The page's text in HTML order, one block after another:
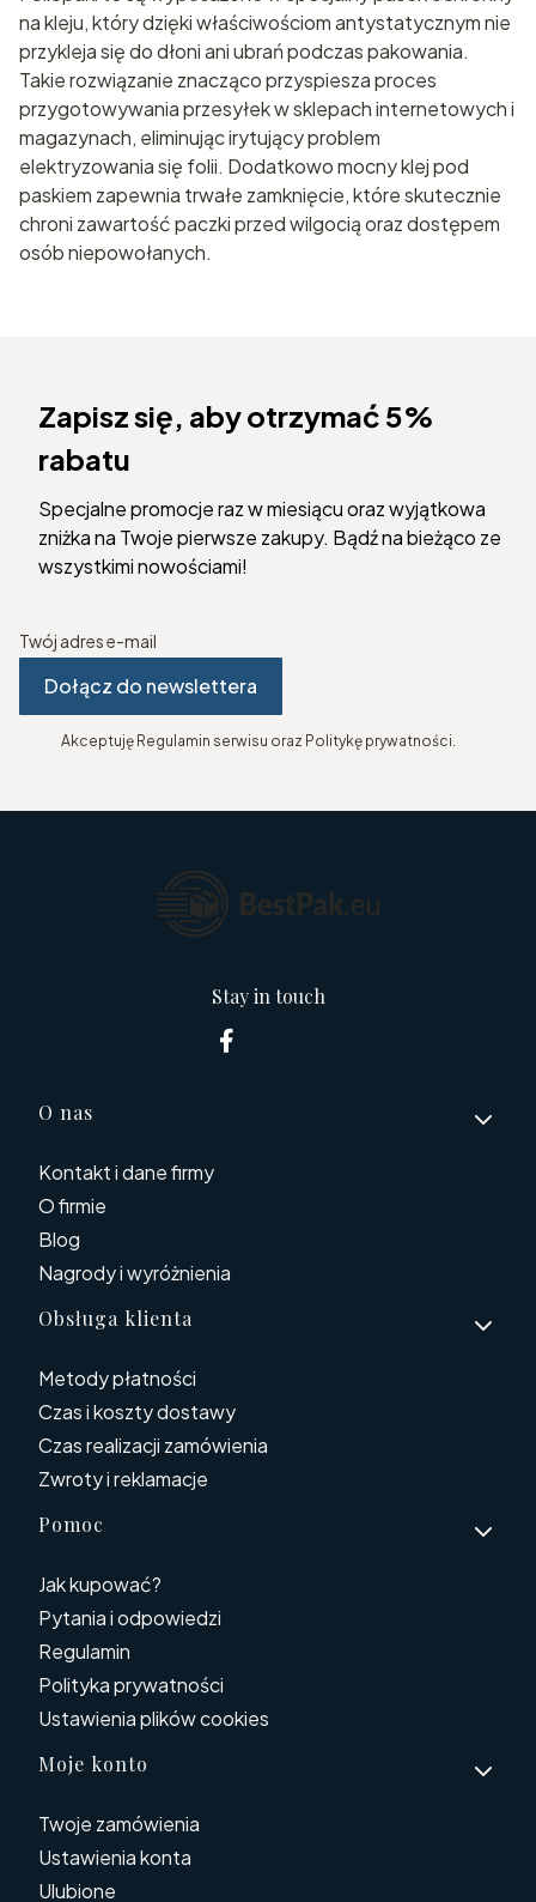
na kleju, który dzięki właściwościom antystatycznym nie
przykleja się do dłoni ani ubrań podczas pakowania.
Takie rozwiązanie znacząco przyspiesza proces
przygotowywania przesyłek w sklepach internetowych i
magazynach, eliminując irytujący problem
elektryzowania się folii. Dodatkowo mocny klej pod
paskiem zapewnia trwałe zamknięcie, które skutecznie
chroni zawartość paczki przed wilgocią oraz dostępem
osób niepowołanych.
Zapisz się, aby otrzymać 5%
rabatu
Specjalne promocje raz w miesiącu oraz wyjątkowa
zniżka na Twoje pierwsze zakupy. Bądź na bieżąco ze
wszystkimi nowościami!
Twój adres e-mail
Dołącz do newslettera
Akceptuję Regulamin serwisu oraz Politykę prywatności.
Stay in touch
Linki w stopce
O nas
Kontakt i dane firmy
O firmie
Blog
Nagrody i wyróżnienia
Obsługa klienta
Metody płatności
Czas i koszty dostawy
Czas realizacji zamówienia
Zwroty i reklamacje
Pomoc
Jak kupować?
Pytania i odpowiedzi
Regulamin
Polityka prywatności
Ustawienia plików cookies
Moje konto
Twoje zamówienia
Ustawienia konta
Ulubione